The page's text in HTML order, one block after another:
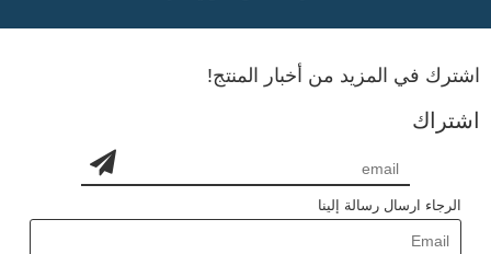
اشترك في المزيد من أخبار المنتج!
اشتراك
الرجاء ارسال رسالة إلينا